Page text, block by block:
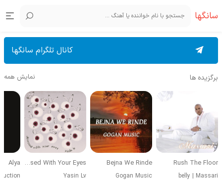
سانگها
کانال تلگرام سانگها
برگزیده ها نمایش همه
Rush The Floor
belly | Massari
Bejna We Rinde
Gogan Music
Obsessed With Your Eyes
Yasin Lv
Alya